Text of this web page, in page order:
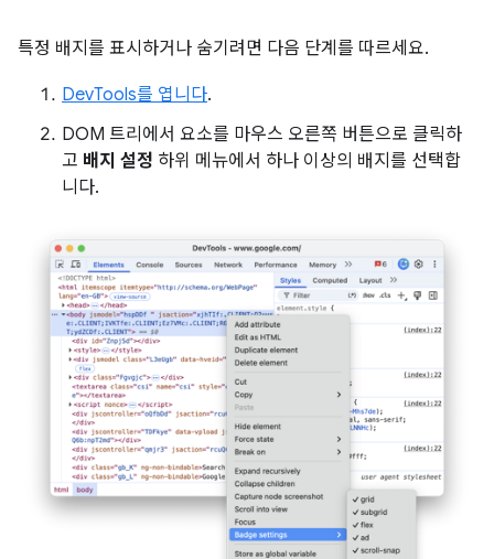
특정 배지를 표시하거나 숨기려면 다음 단계를 따르세요.
DevTools를 엽니다.
DOM 트리에서 요소를 마우스 오른쪽 버튼으로 클릭하
고 배지 설정 하위 메뉴에서 하나 이상의 배지를 선택합
니다.